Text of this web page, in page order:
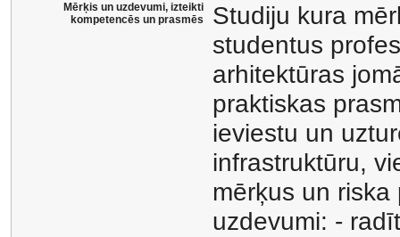
Mērķis un uzdevumi, izteikti
kompetencēs un prasmēs
Studiju kura
studentus
arhitektūras
praktiskas
ieviestu un
infrastruktūru,
mērķus un
uzdevumi: -